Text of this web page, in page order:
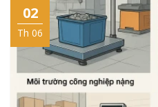
02
Th 06